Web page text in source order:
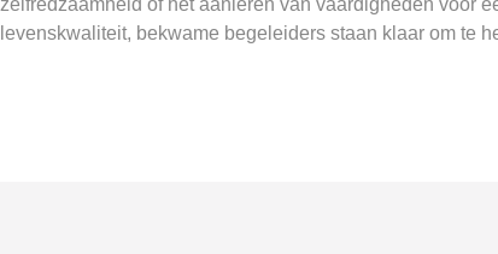
zelfredzaamheid of het aanleren van vaardigheden voor
levenskwaliteit, bekwame begeleiders staan klaar om te